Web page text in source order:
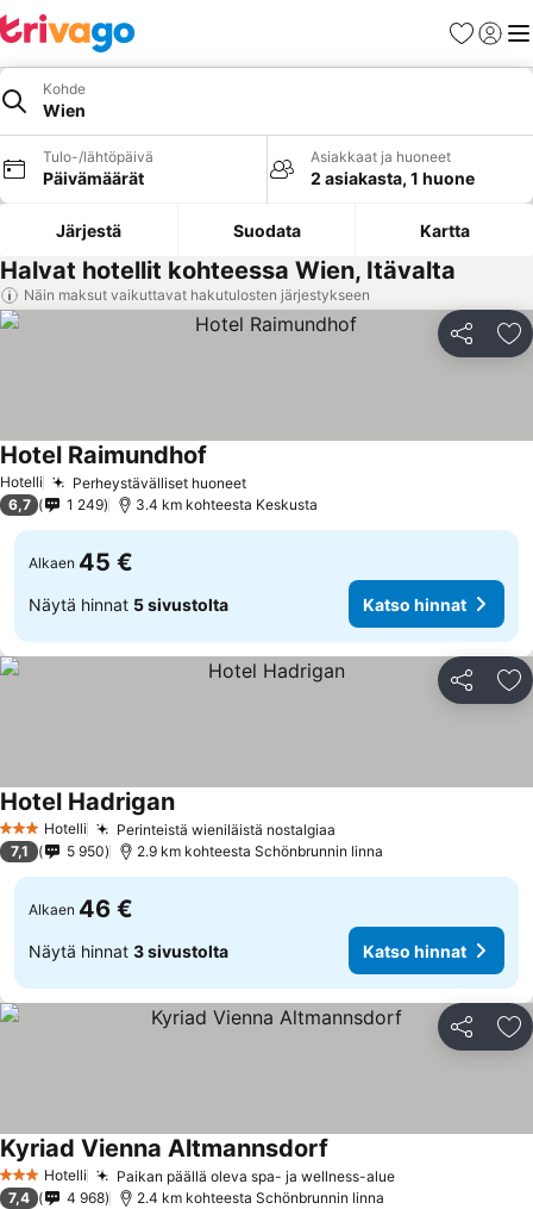
Suosikit
Kohde
Wien
Tulo-/lähtöpäivä
Päivämäärät
Asiakkaat ja huoneet
2 asiakasta, 1 huone
Järjestä Suodata Kartta
Halvat hotellit kohteessa Wien, Itävalta
Näin maksut vaikuttavat hakutulosten järjestykseen
Jaa
Hotelli Perheystävälliset huoneet
Hotel Raimundhof
6,7 1 249 3.4 km kohteesta Keskusta
Alkaen 45 €
Näytä hinnat 5 sivustolta Katso hinnat
Jaa
3 Tähtiluokitus
Hotelli Perinteistä wieniläistä nostalgiaa
Hotel Hadrigan
7,1 5 950 2.9 km kohteesta Schönbrunnin linna
Alkaen 46 €
Näytä hinnat 3 sivustolta Katso hinnat
Jaa
3 Tähtiluokitus
Hotelli Paikan päällä oleva spa- ja wellness-alue
Kyriad Vienna Altmannsdorf
7,4 4 968 2.4 km kohteesta Schönbrunnin linna